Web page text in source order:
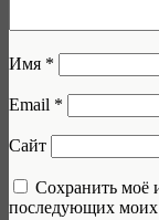
Имя *
Email *
Сайт
Сохранить моё
последующих моих